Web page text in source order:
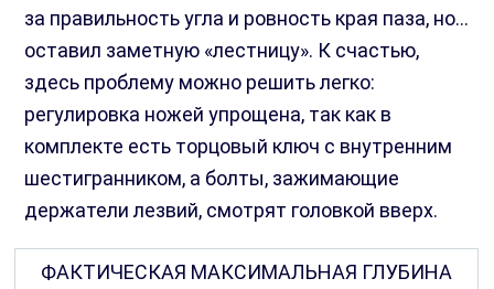
за правильность угла и ровность края паза, но…
оставил заметную «лестницу». К счастью,
здесь проблему можно решить легко:
регулировка ножей упрощена, так как в
комплекте есть торцовый ключ с внутренним
шестигранником, а болты, зажимающие
держатели лезвий, смотрят головкой вверх.
ФАКТИЧЕСКАЯ МАКСИМАЛЬНАЯ ГЛУБИНА